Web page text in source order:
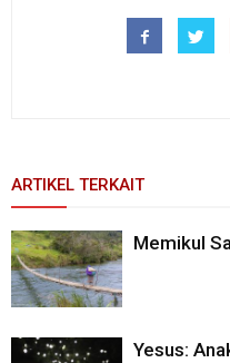
ARTIKEL TERKAIT
Memikul
Yesus: